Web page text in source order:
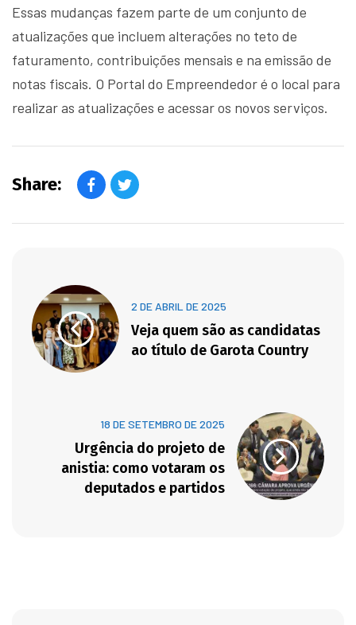
Essas mudanças fazem parte de um conjunto de
atualizações que incluem alterações no teto de
faturamento, contribuições mensais e na emissão de
notas fiscais. O Portal do Empreendedor é o local para
realizar as atualizações e acessar os novos serviços.
Share:
2 DE ABRIL DE 2025
Veja quem são as candidatas
ao título de Garota Country
18 DE SETEMBRO DE 2025
Urgência do projeto de
anistia: como votaram os
deputados e partidos